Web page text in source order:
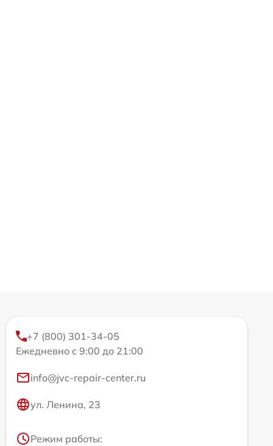
+7 (800) 301-34-05
Ежедневно с 9:00 до 21:00
info@jvc-repair-center.ru
ул. Ленина, 23
Режим работы: